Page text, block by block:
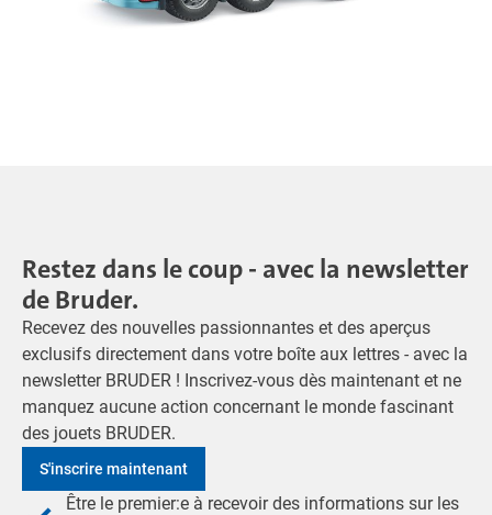
Restez dans le coup - avec la newsletter
de Bruder.
Recevez des nouvelles passionnantes et des aperçus
exclusifs directement dans votre boîte aux lettres - avec la
newsletter BRUDER ! Inscrivez-vous dès maintenant et ne
manquez aucune action concernant le monde fascinant
des jouets BRUDER.
S'inscrire maintenant
Être le premier:e à recevoir des informations sur les